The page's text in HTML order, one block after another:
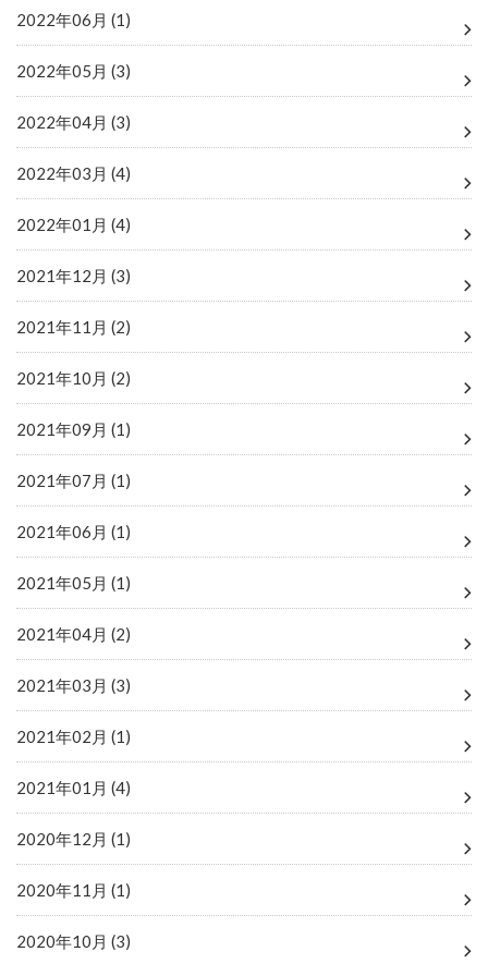
2022年06月 (1)
2022年05月 (3)
2022年04月 (3)
2022年03月 (4)
2022年01月 (4)
2021年12月 (3)
2021年11月 (2)
2021年10月 (2)
2021年09月 (1)
2021年07月 (1)
2021年06月 (1)
2021年05月 (1)
2021年04月 (2)
2021年03月 (3)
2021年02月 (1)
2021年01月 (4)
2020年12月 (1)
2020年11月 (1)
2020年10月 (3)